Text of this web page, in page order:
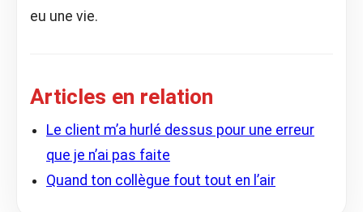
eu une vie.
Articles en relation
Le client m’a hurlé dessus pour une erreur
que je n’ai pas faite
Quand ton collègue fout tout en l’air